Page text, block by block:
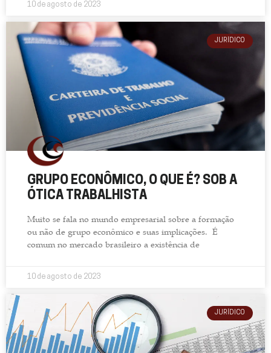
10 de agosto de 2023
JURÍDICO
GRUPO ECONÔMICO, O QUE É? SOB A
ÓTICA TRABALHISTA
Muito se fala no mundo empresarial sobre a formação
ou não de grupo econômico e suas implicações. É
comum no mercado brasileiro a existência de
10 de agosto de 2023
JURÍDICO